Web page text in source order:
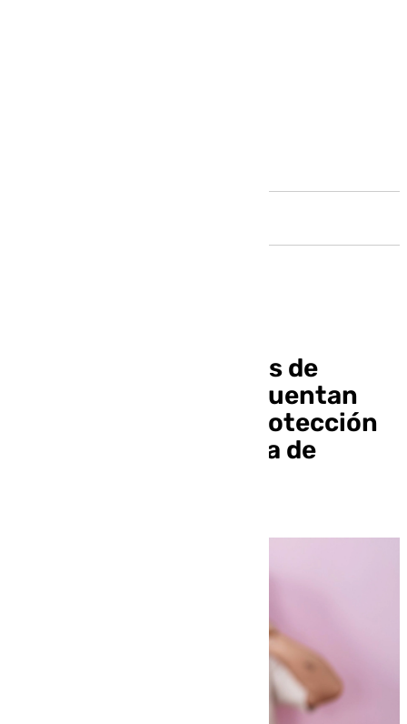
Más de 2.600 víctimas de
violencia de género cuentan
con seguimiento o protección
policial en la provincia de